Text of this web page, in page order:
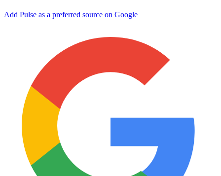
Add Pulse as a preferred source on Google